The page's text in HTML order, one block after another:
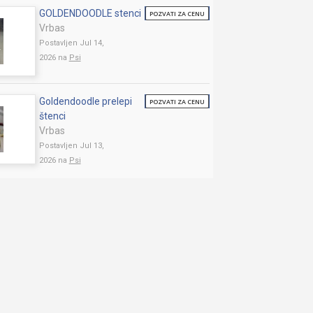
GOLDENDOODLE stenci
Vrbas
Postavljen Jul 14,
2026 na Psi
POZVATI ZA CENU
Goldendoodle prelepi
štenci
Vrbas
Postavljen Jul 13,
2026 na Psi
POZVATI ZA CENU